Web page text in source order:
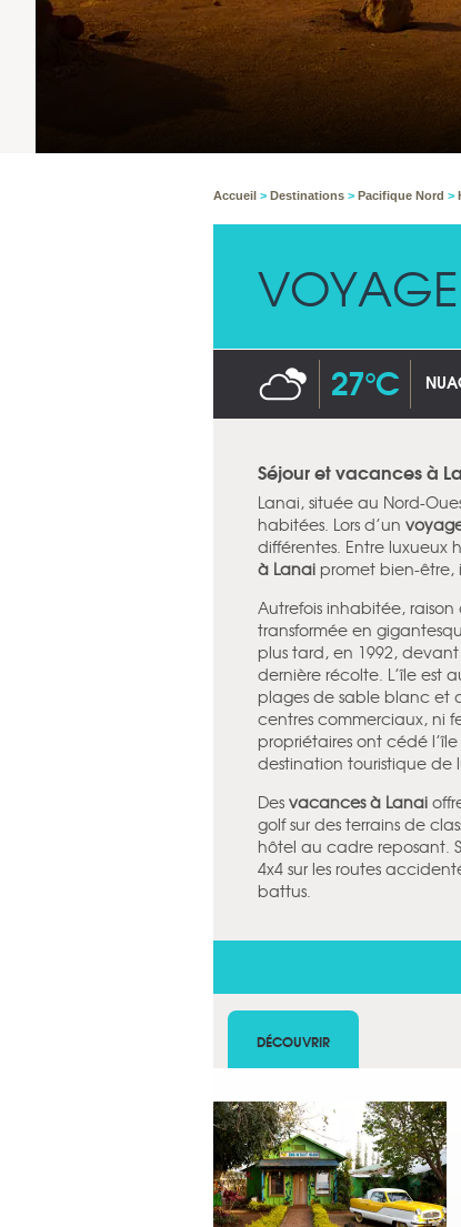
Accueil > Destinations > Pacifique Nord >
27°C
Séjour et vacances à
Lanai, située au Nord-
habitées. Lors d’un
différentes. Entre
à Lanai promet bien-être,
Autrefois inhabitée, raison
transformée en
plus tard, en 1992,
dernière récolte. L’île est
plages de sable blanc et
centres commerciaux, ni
propriétaires ont cédé
destination touristique de
Des vacances à Lanai
golf sur des terrains de
hôtel au cadre reposant.
4x4 sur les routes
battus.
DÉCOUVRIR